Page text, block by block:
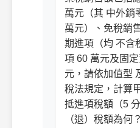
萬元（其 中外銷
萬元）、免稅銷
期進項（均 不含
項 60 萬元及固
元，請依加值型
稅法規定，計算
抵進項稅額（5
（退）稅額為何